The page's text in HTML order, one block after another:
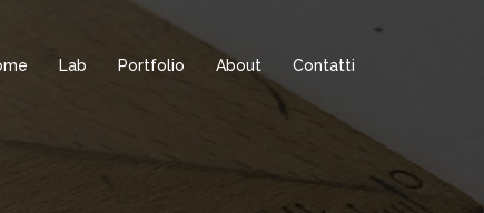
Lab Portfolio About Contatti